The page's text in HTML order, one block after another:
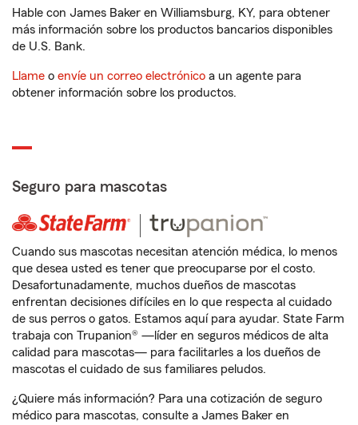
Hable con James Baker en Williamsburg, KY, para obtener
más información sobre los productos bancarios disponibles
de U.S. Bank.
Llame o envíe un correo electrónico a un agente para
obtener información sobre los productos.
Seguro para mascotas
Cuando sus mascotas necesitan atención médica, lo menos
que desea usted es tener que preocuparse por el costo.
Desafortunadamente, muchos dueños de mascotas
enfrentan decisiones difíciles en lo que respecta al cuidado
de sus perros o gatos. Estamos aquí para ayudar. State Farm
trabaja con Trupanion® —líder en seguros médicos de alta
calidad para mascotas— para facilitarles a los dueños de
mascotas el cuidado de sus familiares peludos.
¿Quiere más información? Para una cotización de seguro
médico para mascotas, consulte a James Baker en